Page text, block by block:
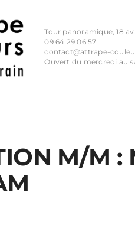
Tour panoramique, 18
09 64 29 06 57
contact@attrape-
Ouvert du mercredi au
M/M :